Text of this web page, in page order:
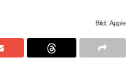
Bild: Apple